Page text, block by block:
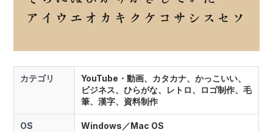
カテゴリ
YouTube・動画、カタカナ、かっこいい、
ビジネス、ひらがな、レトロ、ロゴ制作、毛
筆、漢字、資料制作
OS Windows／Mac OS